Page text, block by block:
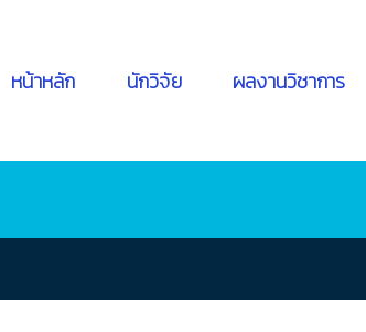
หน้าหลัก นักวิจัย ผลงานวิชาการ